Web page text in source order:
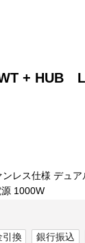
+ HUB
レス仕様 デュ
1000W
引換 銀行振込